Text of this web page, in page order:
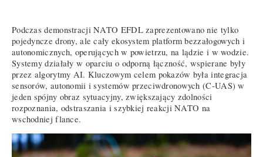
Podczas demonstracji NATO EFDL zaprezentowano nie tylko
pojedyncze drony, ale cały ekosystem platform bezzałogowych i
autonomicznych, operujących w powietrzu, na lądzie i w wodzie.
Systemy działały w oparciu o odporną łączność, wspierane były
przez algorytmy AI. Kluczowym celem pokazów była integracja
sensorów, autonomii i systemów przeciwdronowych (C-UAS) w
jeden spójny obraz sytuacyjny, zwiększający zdolności
rozpoznania, odstraszania i szybkiej reakcji NATO na
wschodniej flance.